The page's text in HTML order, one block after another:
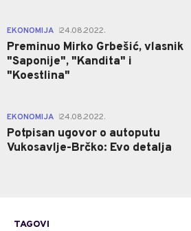
EKONOMIJA 24.08.2022.
Preminuo Mirko Grbešić, vlasnik
"Saponije", "Kandita" i
"Koestlina"
EKONOMIJA 24.08.2022.
Potpisan ugovor o autoputu
Vukosavlje-Brčko: Evo detalja
TAGOVI